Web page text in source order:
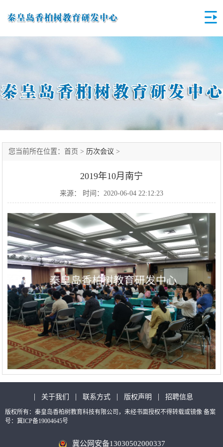
您当前所在位置：首页 > 历次会议 >
2019年10月南宁
来源： 时间：2020-06-04 22:12:23
| 关于我们 | 联系方式 | 版权声明 | 招聘信息
版权所有：秦皇岛香柏树教育科技有限公司，未经书面授权不得转载或镜像 备案
号：冀ICP备19004645号
冀公网安备13030502000337